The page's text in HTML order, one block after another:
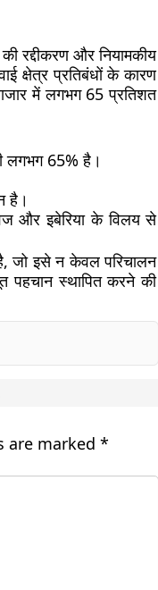
रद्दीकरण और नियामकीय
क्षेत्र प्रतिबंधों के कारण
में लगभग 65 प्रतिशत
लगभग 65% है।
है।
और इबेरिया के विलय से
जो इसे न केवल परिचालन
पहचान स्थापित करने की
are marked *